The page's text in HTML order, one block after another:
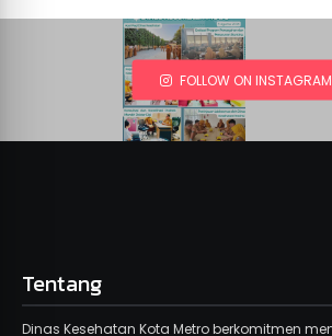
FOLLOW ON INSTAGRAM
Tentang
Dinas Kesehatan Kota Metro berkomitmen